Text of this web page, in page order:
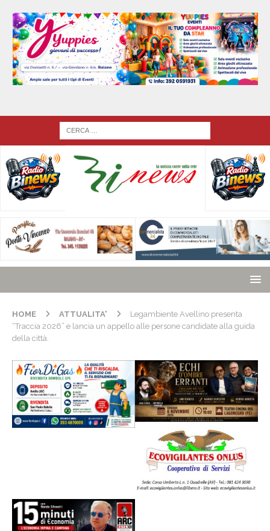
HOME ATTUALITA'
Legambiente Avellino presenta
“Traccia 2026” e lancia un appello alle persone candidate alla guida
della città.